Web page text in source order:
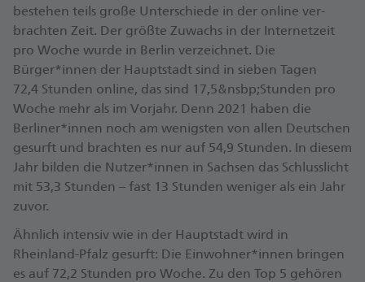
bestehen teils große Unter­schiede in der online ver­
brachten Zeit. Der größte Zuwachs in der Internet­zeit
pro Woche wurde in Berlin ver­zeichnet. Die
Bürger*innen der Haupt­stadt sind in sieben Tagen
72,4 Stunden online, das sind 17,5&nsbp;Stunden pro
Woche mehr als im Vorjahr. Denn 2021 haben die
Berliner*innen noch am wenigsten von allen Deutschen
gesurft und brachten es nur auf 54,9 Stunden. In diesem
Jahr bilden die Nutzer*innen in Sachsen das Schluss­licht
mit 53,3 Stunden – fast 13 Stunden weniger als ein Jahr
zuvor.
Ähnlich intensiv wie in der Haupt­stadt wird in
Rheinland-Pfalz gesurft: Die Ein­wohner*innen bringen
es auf 72,2 Stunden pro Woche. Zu den Top 5 gehören